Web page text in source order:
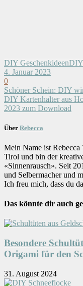
DIY GeschenkideenDIY
4. Januar 2023
0
Schöner Schein: DIY
DIY Kartenhalter aus
2023 zum Download
Über Rebecca
Mein Name ist
Tirol und bin der
«Sinnenrausch». Seit
und Selbermacher und
Ich freu mich, dass du
Das könnte dir auch
Besondere
Origami für den
31. August 2024